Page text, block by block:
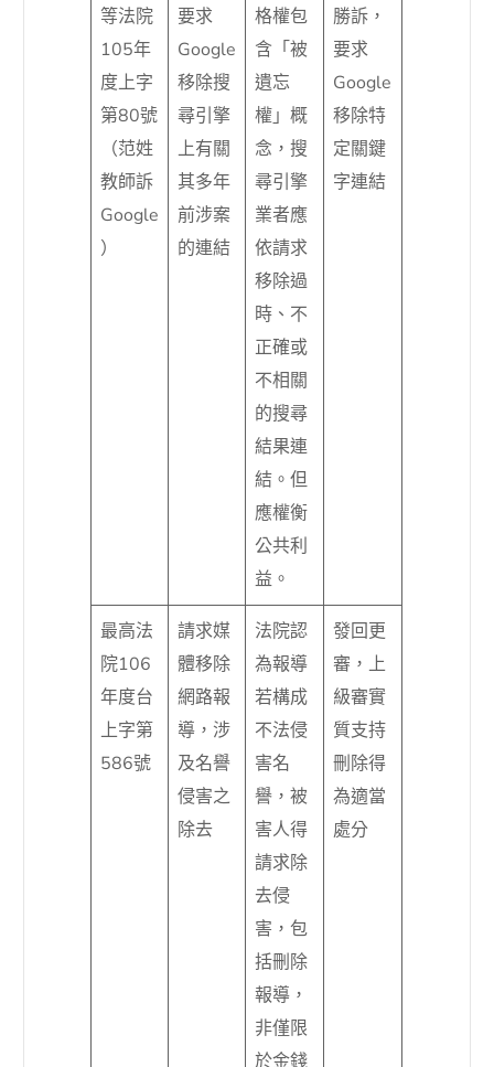
等法院
105年
度上字
第80號
（范姓
教師訴
Google
）
要求
Google
移除搜
尋引擎
上有關
其多年
前涉案
的連結
格權包
含「被
遺忘
權」概
念，搜
尋引擎
業者應
依請求
移除過
時、不
正確或
不相關
的搜尋
結果連
結。但
應權衡
公共利
益。
勝訴，
要求
Google
移除特
定關鍵
字連結
最高法
院106
年度台
上字第
586號
請求媒
體移除
網路報
導，涉
及名譽
侵害之
除去
法院認
為報導
若構成
不法侵
害名
譽，被
害人得
請求除
去侵
害，包
括刪除
報導，
非僅限
於金錢
發回更
審，上
級審實
質支持
刪除得
為適當
處分